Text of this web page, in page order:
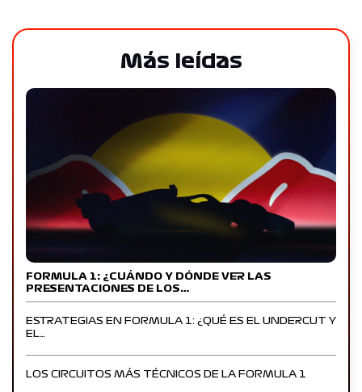
Más leídas
FORMULA 1: ¿CUÁNDO Y DÓNDE VER LAS
PRESENTACIONES DE LOS…
ESTRATEGIAS EN FORMULA 1: ¿QUÉ ES EL UNDERCUT Y
EL…
LOS CIRCUITOS MÁS TÉCNICOS DE LA FORMULA 1